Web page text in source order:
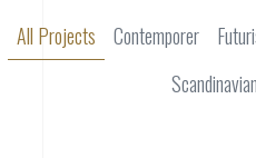
Contemporer
Scandinavian
All Projects